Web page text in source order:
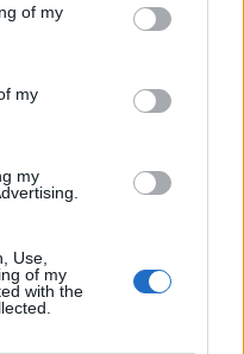
You may click to
its third-party tags to
in below Google
of my
my
my
Use,
of my
with the
pa je priložnost
podaja v kazenski
mimo leve
zadnja menjava pri
priložnost za
Anise Role, ki je po
domačo vratarko
koncem pa še en